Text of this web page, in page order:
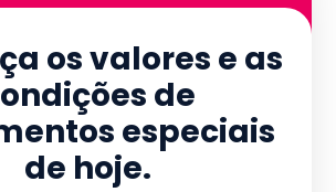
os valores e as
de
especiais
de hoje.